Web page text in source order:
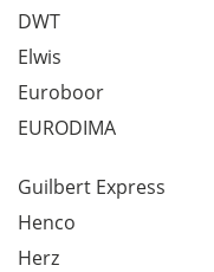
DWT
Elwis
Euroboor
EURODIMA
Guilbert Express
Henco
Herz